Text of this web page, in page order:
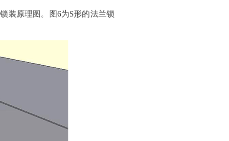
装原理图。图6为S形的法兰锁